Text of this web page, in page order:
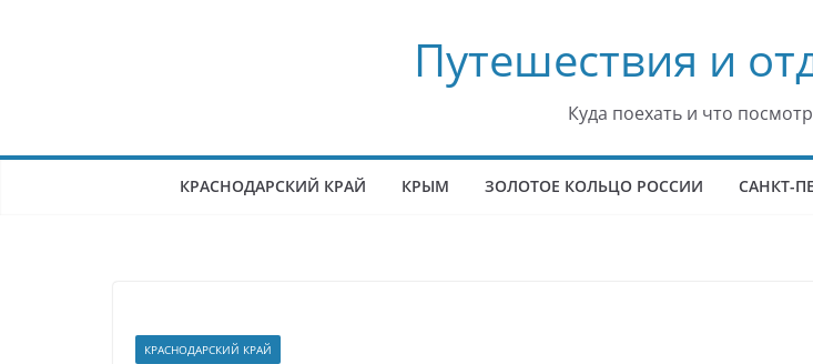
Путешествия и
Куда поехать и что
КРАСНОДАРСКИЙ КРАЙ КРЫМ ЗОЛОТОЕ КОЛЬЦО РОССИИ САНКТ-
КРАСНОДАРСКИЙ КРАЙ